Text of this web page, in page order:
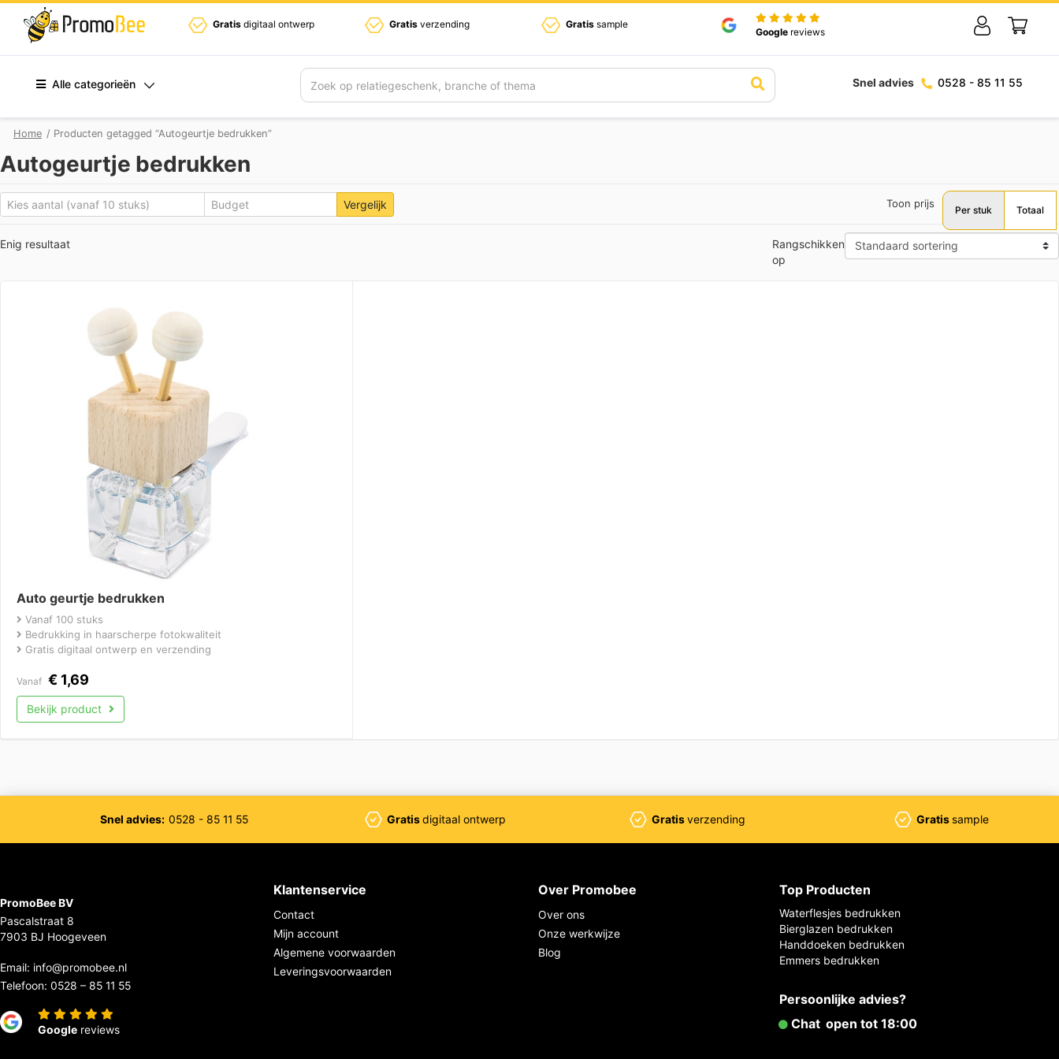
Gratis digitaal ontwerp Gratis verzending Gratis sample
Google reviews
Alle categorieën Zoek Snel advies 0528 - 85 11 55
Home / Producten getagged “Autogeurtje bedrukken”
Autogeurtje bedrukken
Vergelijk Toon prijs
Per stuk Totaal
Enig resultaat
Rangschikken
op
Auto geurtje bedrukken
Vanaf 100 stuks
Bedrukking in haarscherpe fotokwaliteit
Gratis digitaal ontwerp en verzending
Vanaf € 1,69
Bekijk product
Snel advies: 0528 - 85 11 55 Gratisdigitaal ontwerp Gratisverzending Gratissample
PromoBee BV
Pascalstraat 8
7903 BJ Hoogeveen
Email: info@promobee.nl
Telefoon: 0528 – 85 11 55
Google reviews
Klantenservice
Contact
Mijn account
Algemene voorwaarden
Leveringsvoorwaarden
Over Promobee
Over ons
Onze werkwijze
Blog
Top Producten
Waterflesjes bedrukken
Bierglazen bedrukken
Handdoeken bedrukken
Emmers bedrukken
Persoonlijke advies?
Chat open tot 18:00